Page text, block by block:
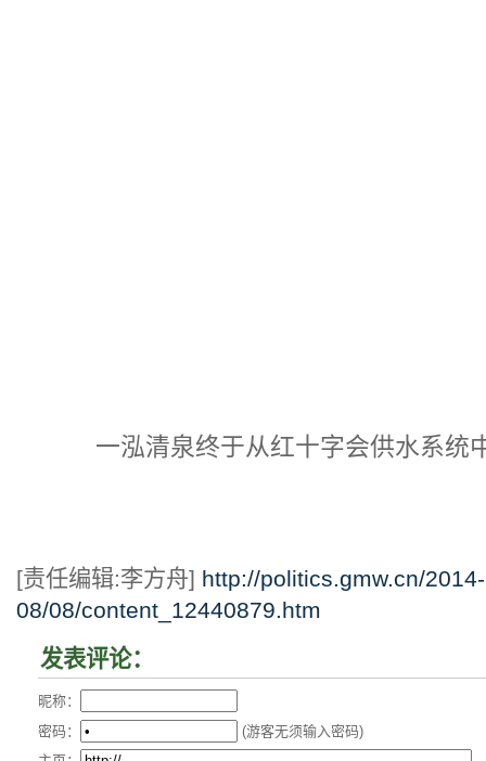
一泓清泉终于从红十字会供水系统
[责任编辑:李方舟] http://politics.gmw.cn/2014-
08/08/content_12440879.htm
发表评论：
昵称：
密码：
(游客无须输入密码)